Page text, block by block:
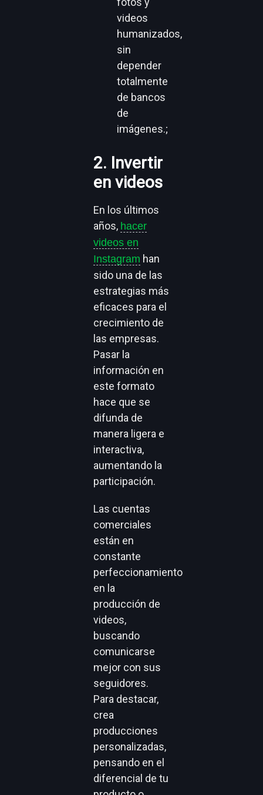
videos
humanizados,
sin
depender
totalmente
de bancos
de
imágenes.;
2. Invertir
en videos
En los últimos
años, hacer
videos en
Instagram han
sido una de las
estrategias más
eficaces para el
crecimiento de
las empresas.
Pasar la
información en
este formato
hace que se
difunda de
manera ligera e
interactiva,
aumentando la
participación.
Las cuentas
comerciales
están en
constante
perfeccionamiento
en la
producción de
videos,
buscando
comunicarse
mejor con sus
seguidores.
Para destacar,
crea
producciones
personalizadas,
pensando en el
diferencial de tu